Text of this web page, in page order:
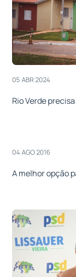
05 ABR 2024
Rio Verde
04 AGO 2016
A melhor opção